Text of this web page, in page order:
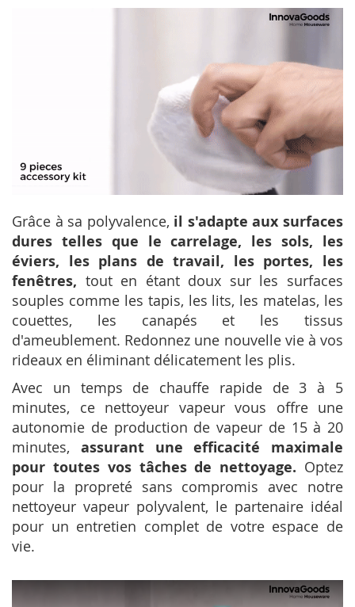
Grâce à sa polyvalence, il s'adapte aux surfaces
dures telles que le carrelage, les sols, les
éviers, les plans de travail, les portes, les
fenêtres, tout en étant doux sur les surfaces
souples comme les tapis, les lits, les matelas, les
couettes, les canapés et les tissus
d'ameublement. Redonnez une nouvelle vie à vos
rideaux en éliminant délicatement les plis.
Avec un temps de chauffe rapide de 3 à 5
minutes, ce nettoyeur vapeur vous offre une
autonomie de production de vapeur de 15 à 20
minutes, assurant une efficacité maximale
pour toutes vos tâches de nettoyage. Optez
pour la propreté sans compromis avec notre
nettoyeur vapeur polyvalent, le partenaire idéal
pour un entretien complet de votre espace de
vie.